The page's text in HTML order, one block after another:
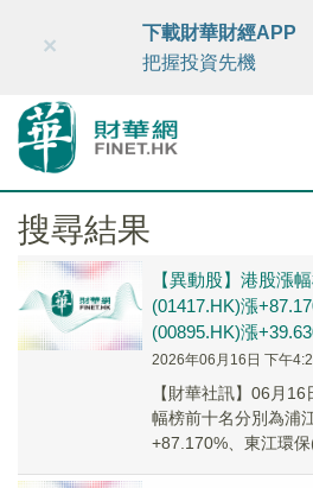
財華智庫網 FINTV
×
下載財華財經APP
把握投資先機
搜尋結果
【異動股】港股漲
(01417.HK)漲
(00895.HK)漲
2026年06月16日 下午
【財華社訊】06月
幅榜前十名分別為浦
+87.170%、東江環